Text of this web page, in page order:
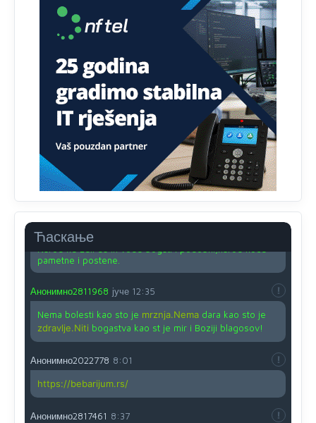
Ћаскање
svima fajem,radujem se tudjoj sreci.I ko ima i ko nema
na iso ce mjesto leci!
Nije u svijetu problem,nahraniti siromasnd,kako nahraniti
bogate!?
Анонимно2810587 јуче 11:26
Pozdrav,evo hvata me meze.
Анонимно2811968 11:38
Sta bi rekaoprof.Momcilo Gigovic?Tako je lepi moj!
Анонимно2811968
pametne i postene.
Анонимно2811968 јуче 12:35
Nema bolesti kao sto je mrznja.Nemadara kao sto je
zdravlje.Niti bogastva kao st je mir i Boziji blagosov!
Анонимно2022778 8:01
https://bebarijum.rs/
Анонимно2817461 8:37